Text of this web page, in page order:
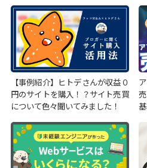
【事例紹介】ヒトデさんが収益０
円のサイトを購入！？サイト売買
について色々聞いてみました！